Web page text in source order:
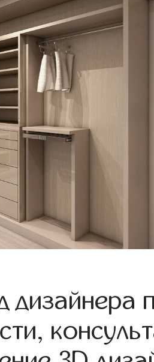
дизайнера